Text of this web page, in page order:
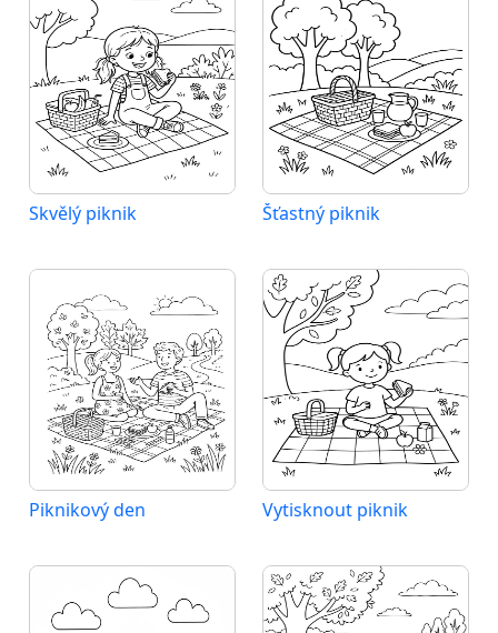
Skvělý piknik Šťastný piknik
Piknikový den Vytisknout piknik